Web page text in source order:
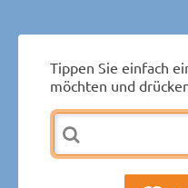
Tippen Sie einfach
möchten und